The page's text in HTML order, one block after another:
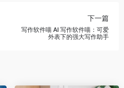
下一篇
写作软件喵 AI 写作软件喵：可爱
外表下的强大写作助手